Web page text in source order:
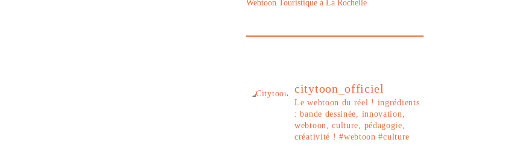
Webtoon Touristique à La Rochelle
citytoon_officiel
Le webtoon du réel ! ingrédients
: bande dessinée, innovation,
webtoon, culture, pédagogie,
créativité ! #webtoon #culture